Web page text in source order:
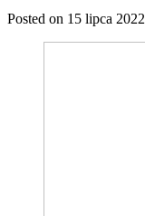
Posted on 15 lipca 2022